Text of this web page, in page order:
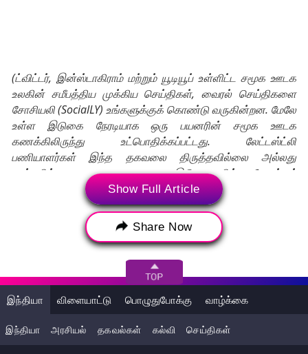
(ட்விட்டர், இன்ஸ்டாகிராம் மற்றும் யூடியூப் உள்ளிட்ட சமூக ஊடக
உலகின் சமீபத்திய முக்கிய செய்திகள், வைரல் செய்திகளை
சோசியலி (SocialLY) உங்களுக்குக் கொண்டு வருகின்றன. மேலே
உள்ள இடுகை நேரடியாக ஒரு பயனரின் சமூக ஊடக
கணக்கிலிருந்து உட்பொதிக்கப்பட்டது. லேட்டஸ்ட்லி
பணியாளர்கள் இந்த தகவலை திருத்தவில்லை அல்லது
மாற்றவில்லை. சமூக ஊடக இடுகைகளில் தோன்றும்
கருத்துக்கள் மற்றும் உண்மைகள் லேட்டஸ்ட்லி கருத்துகளைப்
பிரதிபலிக்காது, மேலும், லேட்டஸ்ட்லி அதற்கான எந்தப்
பொறுப்பையும் ஏற்காது.)
Sports News
Sports News Tamil Tamil Sports News
Sports News Today Sports News Today in Tamil
Sports News Tamil in Today
Show Full Article
Share Now
இந்தியா விளையாட்டு பொழுதுபோக்கு வாழ்க்கை
இந்தியா அரசியல் தகவல்கள் கல்வி செய்திகள்